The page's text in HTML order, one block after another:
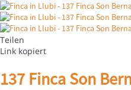
Teilen
Link kopiert
137 Finca Son